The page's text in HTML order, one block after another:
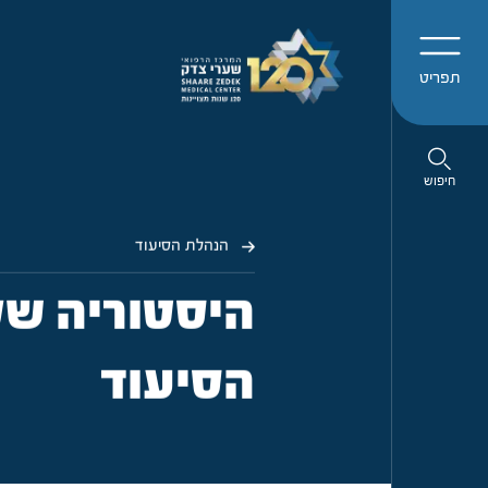
תפריט
חיפוש
הנהלת הסיעוד
היסטוריה
הסיעוד